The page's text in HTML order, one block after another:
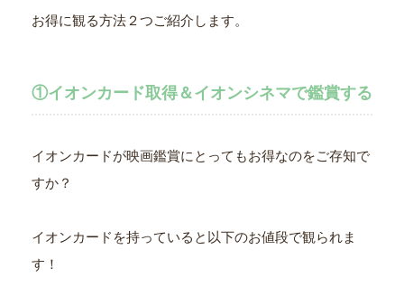
お得に観る方法２つご紹介します。
①イオンカード取得＆イオンシネマで鑑賞する
イオンカードが映画鑑賞にとってもお得なのをご存知で
すか？
イオンカードを持っていると以下のお値段で観られま
す！